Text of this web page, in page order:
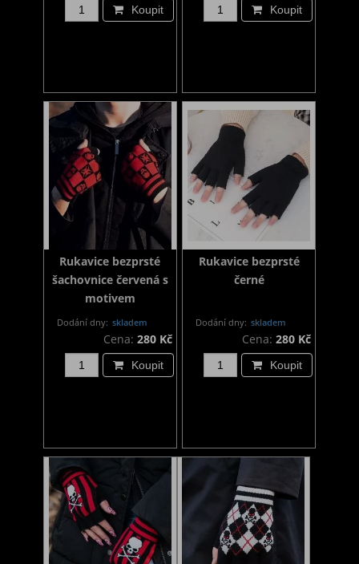
Koupit Koupit
Rukavice bezprsté
šachovnice červená s
motivem
Dodání dny: skladem
Cena: 280 Kč
Koupit
Rukavice bezprsté
černé
Dodání dny: skladem
Cena: 280 Kč
Koupit